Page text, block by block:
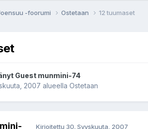
-foorumi Ostetaan 12 tuumaset
Guest munmini-74
2007 alueella Ostetaan
Kirjoitettu 30. Syyskuuta, 2007